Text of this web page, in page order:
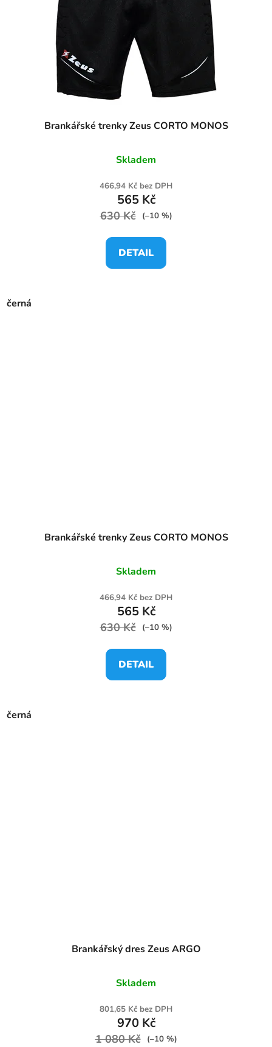
Brankářské trenky Zeus CORTO MONOS
Skladem
466,94 Kč bez DPH
565 Kč
630 Kč (–10 %)
DETAIL
černá
Brankářské trenky Zeus CORTO MONOS
Skladem
466,94 Kč bez DPH
565 Kč
630 Kč (–10 %)
DETAIL
černá
Brankářský dres Zeus ARGO
Skladem
801,65 Kč bez DPH
970 Kč
1 080 Kč (–10 %)